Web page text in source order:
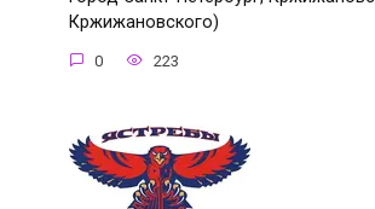
Кржижановского)
0 223